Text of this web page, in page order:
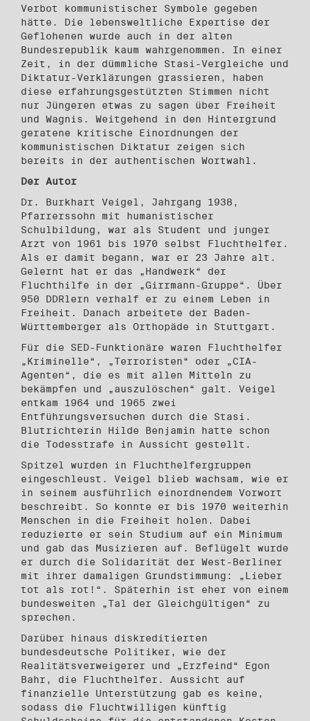
Verbot kommunistischer Symbole gegeben
hätte. Die lebensweltliche Expertise der
Geflohenen wurde auch in der alten
Bundesrepublik kaum wahrgenommen. In einer
Zeit, in der dümmliche Stasi-Vergleiche und
Diktatur-Verklärungen grassieren, haben
diese erfahrungsgestützten Stimmen nicht
nur Jüngeren etwas zu sagen über Freiheit
und Wagnis. Weitgehend in den Hintergrund
geratene kritische Einordnungen der
kommunistischen Diktatur zeigen sich
bereits in der authentischen Wortwahl.
Der Autor
Dr. Burkhart Veigel, Jahrgang 1938,
Pfarrerssohn mit humanistischer
Schulbildung, war als Student und junger
Arzt von 1961 bis 1970 selbst Fluchthelfer.
Als er damit begann, war er 23 Jahre alt.
Gelernt hat er das „Handwerk“ der
Fluchthilfe in der „Girrmann-Gruppe“. Über
950 DDRlern verhalf er zu einem Leben in
Freiheit. Danach arbeitete der Baden-
Württemberger als Orthopäde in Stuttgart.
Für die SED-Funktionäre waren Fluchthelfer
„Kriminelle“, „Terroristen“ oder „CIA-
Agenten“, die es mit allen Mitteln zu
bekämpfen und „auszulöschen“ galt. Veigel
entkam 1964 und 1965 zwei
Entführungsversuchen durch die Stasi.
Blutrichterin Hilde Benjamin hatte schon
die Todesstrafe in Aussicht gestellt.
Spitzel wurden in Fluchthelfergruppen
eingeschleust. Veigel blieb wachsam, wie er
in seinem ausführlich einordnendem Vorwort
beschreibt. So konnte er bis 1970 weiterhin
Menschen in die Freiheit holen. Dabei
reduzierte er sein Studium auf ein Minimum
und gab das Musizieren auf. Beflügelt wurde
er durch die Solidarität der West-Berliner
mit ihrer damaligen Grundstimmung: „Lieber
tot als rot!“. Späterhin ist eher von einem
bundesweiten „Tal der Gleichgültigen“ zu
sprechen.
Darüber hinaus diskreditierten
bundesdeutsche Politiker, wie der
Realitätsverweigerer und „Erzfeind“ Egon
Bahr, die Fluchthelfer. Aussicht auf
finanzielle Unterstützung gab es keine,
sodass die Fluchtwilligen künftig